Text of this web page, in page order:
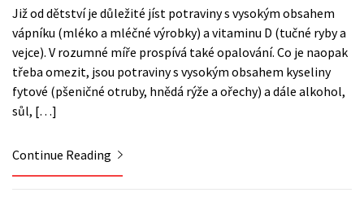
Již od dětství je důležité jíst potraviny s vysokým obsahem
vápníku (mléko a mléčné výrobky) a vitaminu D (tučné ryby a
vejce). V rozumné míře prospívá také opalování. Co je naopak
třeba omezit, jsou potraviny s vysokým obsahem kyseliny
fytové (pšeničné otruby, hnědá rýže a ořechy) a dále alkohol,
sůl, […]
Continue Reading